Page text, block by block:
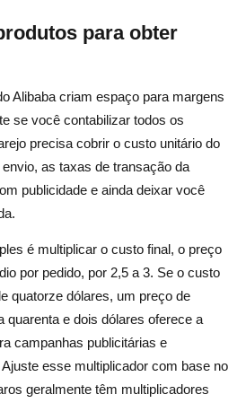
para obter
Alibaba criam espaço para margens
se você contabilizar todos os
precisa cobrir o custo unitário do
as taxas de transação da
publicidade e ainda deixar você
é multiplicar o custo final, o preço
por pedido, por 2,5 a 3. Se o custo
quatorze dólares, um preço de
quarenta e dois dólares oferece a
campanhas publicitárias e
esse multiplicador com base no
geralmente têm multiplicadores